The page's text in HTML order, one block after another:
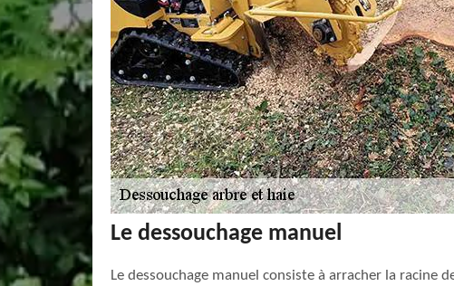
Le dessouchage manuel
Le dessouchage manuel consiste à arracher la racine